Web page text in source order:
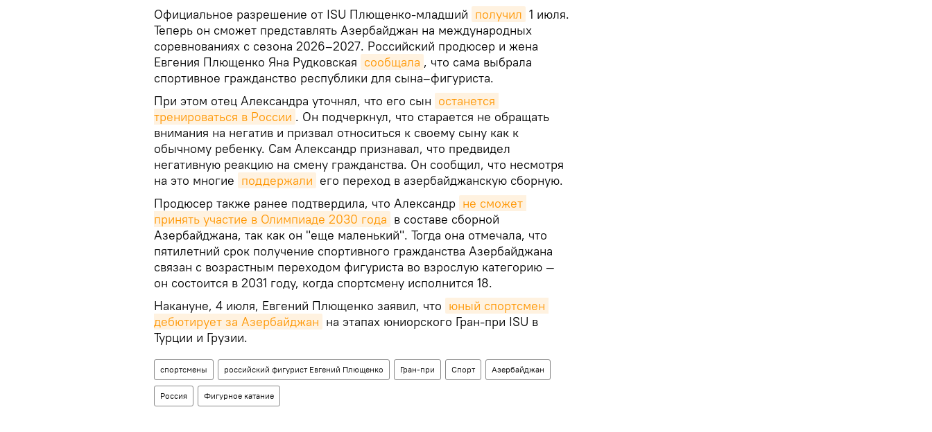
Официальное разрешение от ISU Плющенко-младший получил 1 июля.
Теперь он сможет представлять Азербайджан на международных
соревнованиях с сезона 2026–2027. Российский продюсер и жена
Евгения Плющенко Яна Рудковская сообщала , что сама выбрала
спортивное гражданство республики для сына–фигуриста.
При этом отец Александра уточнял, что его сын останется
тренироваться в России . Он подчеркнул, что старается не обращать
внимания на негатив и призвал относиться к своему сыну как к
обычному ребенку. Сам Александр признавал, что предвидел
негативную реакцию на смену гражданства. Он сообщил, что несмотря
на это многие поддержали его переход в азербайджанскую сборную.
Продюсер также ранее подтвердила, что Александр не сможет
принять участие в Олимпиаде 2030 года в составе сборной
Азербайджана, так как он "еще маленький". Тогда она отмечала, что
пятилетний срок получение спортивного гражданства Азербайджана
связан с возрастным переходом фигуриста во взрослую категорию —
он состоится в 2031 году, когда спортсмену исполнится 18.
Накануне, 4 июля, Евгений Плющенко заявил, что юный спортсмен
дебютирует за Азербайджан на этапах юниорского Гран-при ISU в
Турции и Грузии.
спортсмены российский фигурист Евгений Плющенко Гран-при Спорт Азербайджан
Россия Фигурное катание